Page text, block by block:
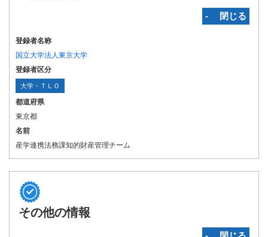
‐ 閉じる
登録者名称
国立大学法人東京大学
登録者区分
大学・ＴＬＯ
都道府県
東京都
名前
産学連携法務課知的財産管理チーム
その他の情報